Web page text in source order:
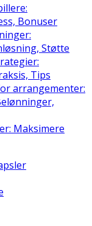
Bonuser
Støtte
Tips
arrangementer:
Maksimere